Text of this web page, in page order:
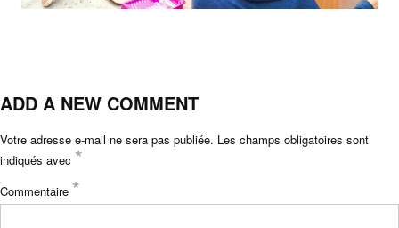
ADD A NEW COMMENT
Votre adresse e-mail ne sera pas publiée. Les champs obligatoires sont
indiqués avec *
Commentaire *